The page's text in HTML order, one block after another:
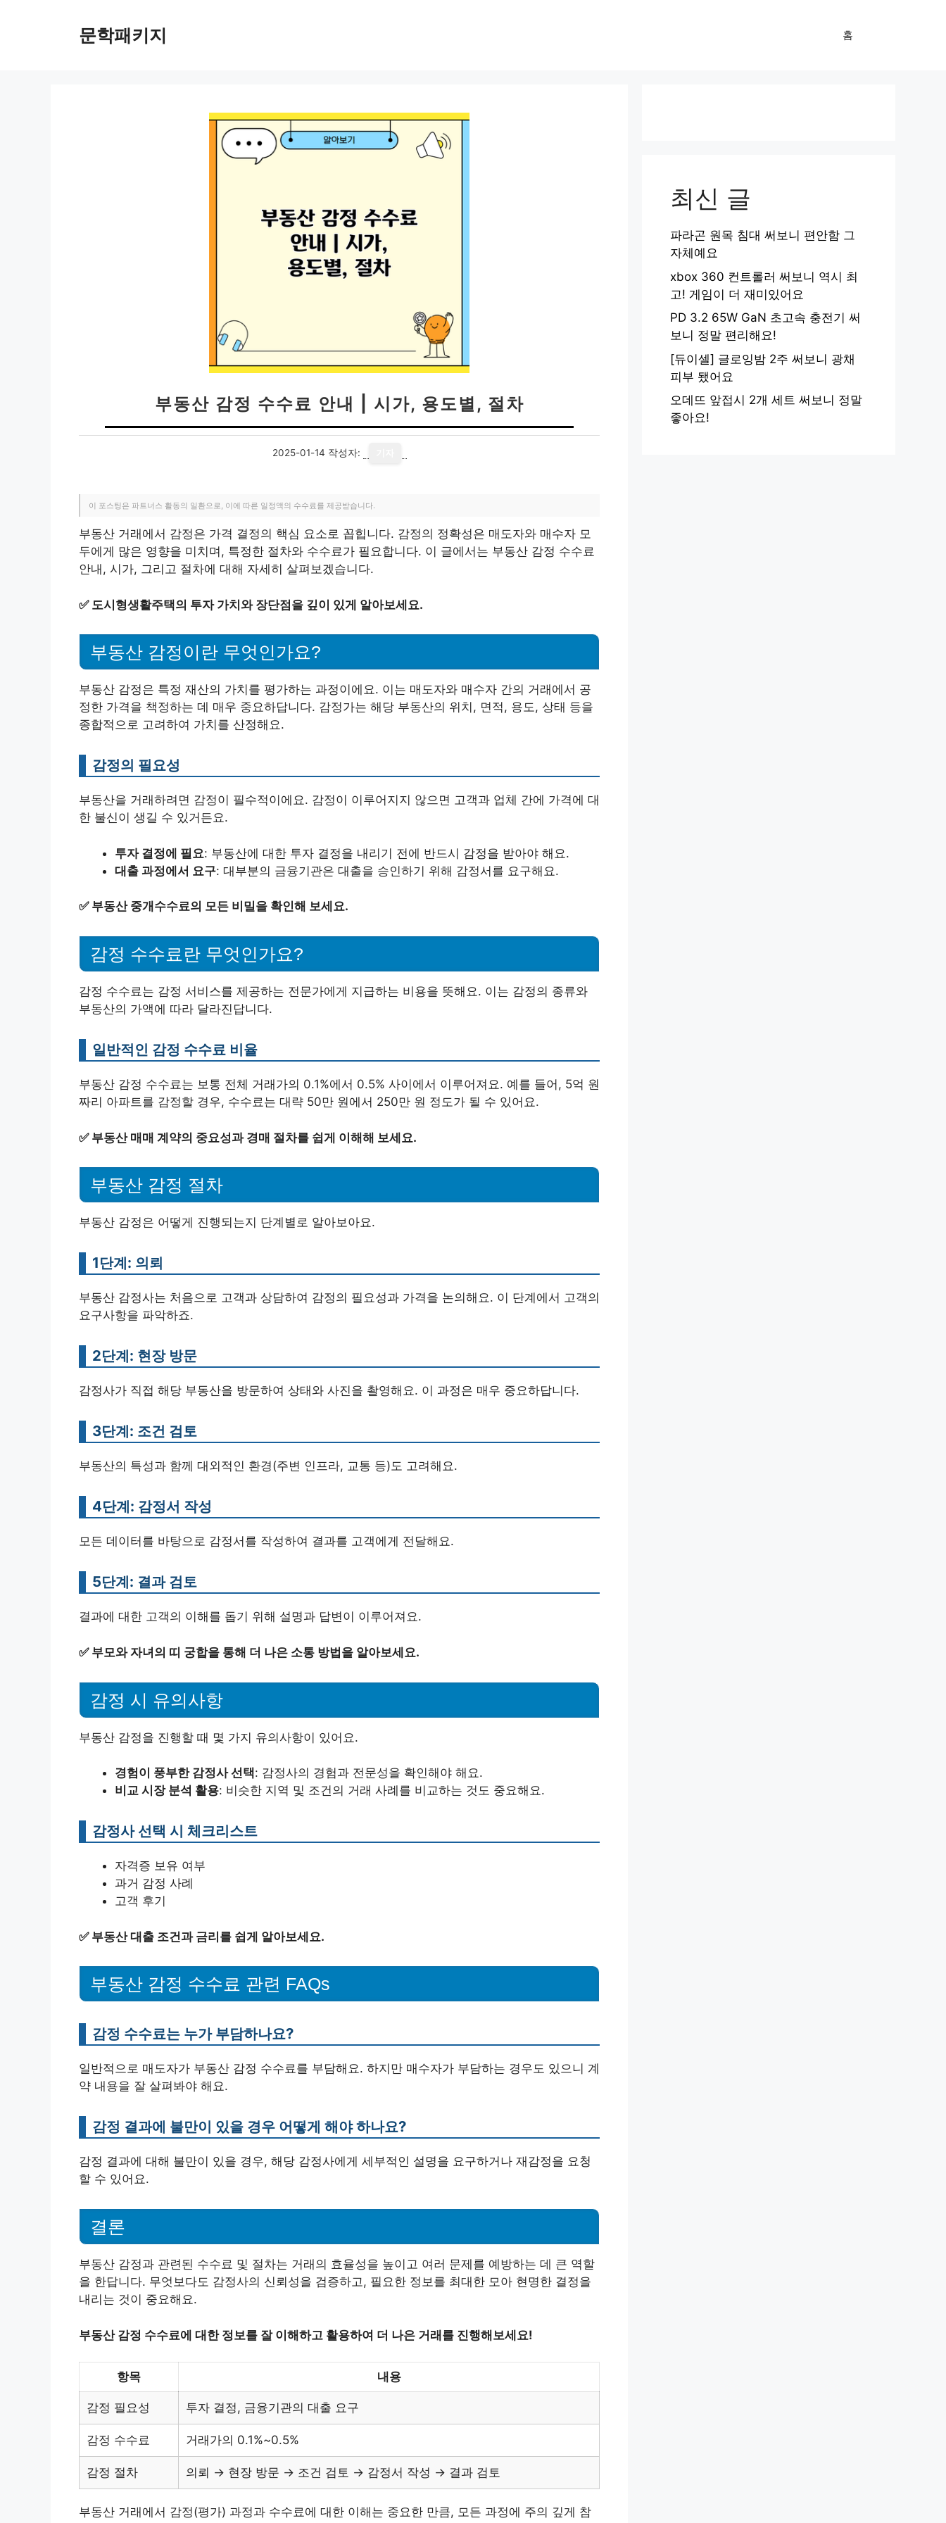
문학패키지 홈
부동산 감정 수수료 안내 | 시가, 용도별, 절차
2025-01-14 작성자:
이 포스팅은 파트너스 활동의 일환으로, 이에 따른 일정액의 수수료를 제공받습니다.
부동산 거래에서 감정은 가격 결정의 핵심 요소로 꼽힙니다. 감정의 정확성은 매도자와 매수자 모
두에게 많은 영향을 미치며, 특정한 절차와 수수료가 필요합니다. 이 글에서는 부동산 감정 수수료
안내, 시가, 그리고 절차에 대해 자세히 살펴보겠습니다.
✅ 도시형생활주택의 투자 가치와 장단점을 깊이 있게 알아보세요.
부동산 감정이란 무엇인가요?
부동산 감정은 특정 재산의 가치를 평가하는 과정이에요. 이는 매도자와 매수자 간의 거래에서 공
정한 가격을 책정하는 데 매우 중요하답니다. 감정가는 해당 부동산의 위치, 면적, 용도, 상태 등을
종합적으로 고려하여 가치를 산정해요.
감정의 필요성
부동산을 거래하려면 감정이 필수적이에요. 감정이 이루어지지 않으면 고객과 업체 간에 가격에 대
한 불신이 생길 수 있거든요.
투자 결정에 필요: 부동산에 대한 투자 결정을 내리기 전에 반드시 감정을 받아야 해요.
대출 과정에서 요구: 대부분의 금융기관은 대출을 승인하기 위해 감정서를 요구해요.
✅ 부동산 중개수수료의 모든 비밀을 확인해 보세요.
감정 수수료란 무엇인가요?
감정 수수료는 감정 서비스를 제공하는 전문가에게 지급하는 비용을 뜻해요. 이는 감정의 종류와
부동산의 가액에 따라 달라진답니다.
일반적인 감정 수수료 비율
부동산 감정 수수료는 보통 전체 거래가의 0.1%에서 0.5% 사이에서 이루어져요. 예를 들어, 5억 원
짜리 아파트를 감정할 경우, 수수료는 대략 50만 원에서 250만 원 정도가 될 수 있어요.
✅ 부동산 매매 계약의 중요성과 경매 절차를 쉽게 이해해 보세요.
부동산 감정 절차
부동산 감정은 어떻게 진행되는지 단계별로 알아보아요.
1단계: 의뢰
부동산 감정사는 처음으로 고객과 상담하여 감정의 필요성과 가격을 논의해요. 이 단계에서 고객의
요구사항을 파악하죠.
2단계: 현장 방문
감정사가 직접 해당 부동산을 방문하여 상태와 사진을 촬영해요. 이 과정은 매우 중요하답니다.
3단계: 조건 검토
부동산의 특성과 함께 대외적인 환경(주변 인프라, 교통 등)도 고려해요.
4단계: 감정서 작성
모든 데이터를 바탕으로 감정서를 작성하여 결과를 고객에게 전달해요.
5단계: 결과 검토
결과에 대한 고객의 이해를 돕기 위해 설명과 답변이 이루어져요.
✅ 부모와 자녀의 띠 궁합을 통해 더 나은 소통 방법을 알아보세요.
감정 시 유의사항
부동산 감정을 진행할 때 몇 가지 유의사항이 있어요.
경험이 풍부한 감정사 선택: 감정사의 경험과 전문성을 확인해야 해요.
비교 시장 분석 활용: 비슷한 지역 및 조건의 거래 사례를 비교하는 것도 중요해요.
감정사 선택 시 체크리스트
자격증 보유 여부
과거 감정 사례
고객 후기
✅ 부동산 대출 조건과 금리를 쉽게 알아보세요.
부동산 감정 수수료 관련 FAQs
감정 수수료는 누가 부담하나요?
일반적으로 매도자가 부동산 감정 수수료를 부담해요. 하지만 매수자가 부담하는 경우도 있으니 계
약 내용을 잘 살펴봐야 해요.
감정 결과에 불만이 있을 경우 어떻게 해야 하나요?
감정 결과에 대해 불만이 있을 경우, 해당 감정사에게 세부적인 설명을 요구하거나 재감정을 요청
할 수 있어요.
결론
부동산 감정과 관련된 수수료 및 절차는 거래의 효율성을 높이고 여러 문제를 예방하는 데 큰 역할
을 한답니다. 무엇보다도 감정사의 신뢰성을 검증하고, 필요한 정보를 최대한 모아 현명한 결정을
내리는 것이 중요해요.
부동산 감정 수수료에 대한 정보를 잘 이해하고 활용하여 더 나은 거래를 진행해보세요!
항목 내용
감정 필요성 투자 결정, 금융기관의 대출 요구
감정 수수료 거래가의 0.1%~0.5%
감정 절차 의뢰 → 현장 방문 → 조건 검토 → 감정서 작성 → 결과 검토
부동산 거래에서 감정(평가) 과정과 수수료에 대한 이해는 중요한 만큼, 모든 과정에 주의 깊게 참
최신 글
파라곤 원목 침대 써보니 편안함 그
자체예요
xbox 360 컨트롤러 써보니 역시 최
고! 게임이 더 재미있어요
PD 3.2 65W GaN 초고속 충전기 써
보니 정말 편리해요!
[듀이셀] 글로잉밤 2주 써보니 광채
피부 됐어요
오데뜨 앞접시 2개 세트 써보니 정말
좋아요!